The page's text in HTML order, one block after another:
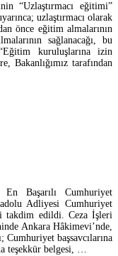
“Uzlaştırmacı eğitimi”
uzlaştırmacı olarak
önce eğitim almalarının
sağlanacağı, bu
kuruluşlarına izin
Bakanlığımız tarafından
Başarılı Cumhuriyet
Adliyesi Cumhuriyet
takdim edildi. Ceza İşleri
Ankara Hâkimevi’nde,
Cumhuriyet başsavcılarına
teşekkür belgesi, …